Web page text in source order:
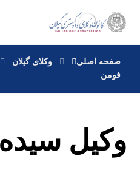
صفحه اصلی وکلای گیلان
فومن
وکیل